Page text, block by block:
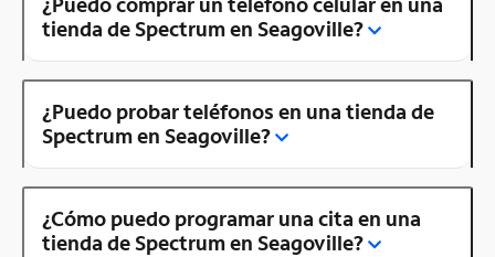
tienda de Spectrum en Seagoville?
¿Puedo probar teléfonos en una tienda de
Spectrum en Seagoville?
¿Cómo puedo programar una cita en una
tienda de Spectrum en Seagoville?